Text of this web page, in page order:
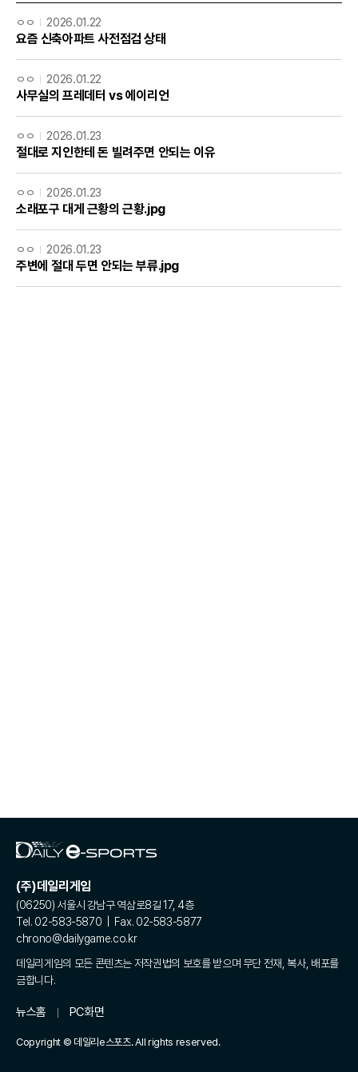
ㅇㅇ 2026.01.22
요즘 신축아파트 사전점검 상태
ㅇㅇ 2026.01.22
사무실의 프레데터 vs 에이리언
ㅇㅇ 2026.01.23
절대로 지인한테 돈 빌려주면 안되는 이유
ㅇㅇ 2026.01.23
소래포구 대게 근황의 근황.jpg
ㅇㅇ 2026.01.23
주변에 절대 두면 안되는 부류.jpg
(주)데일리게임
(06250) 서울시 강남구 역삼로8길 17, 4층
Tel. 02-583-5870 | Fax. 02-583-5877
chrono@dailygame.co.kr
데일리게임의 모든 콘텐츠는 저작권법의 보호를 받으며 무단 전재, 복사, 배포를
금합니다.
뉴스홈 PC화면
Copyright © 데일리e스포츠. All rights reserved.